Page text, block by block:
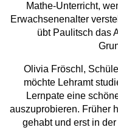
Mathe-Unterricht,
Erwachsenenalter
übt Paulitsch das
Olivia Fröschl,
möchte Lehramt
Lernpate eine
auszuprobieren. Früher
gehabt und erst in